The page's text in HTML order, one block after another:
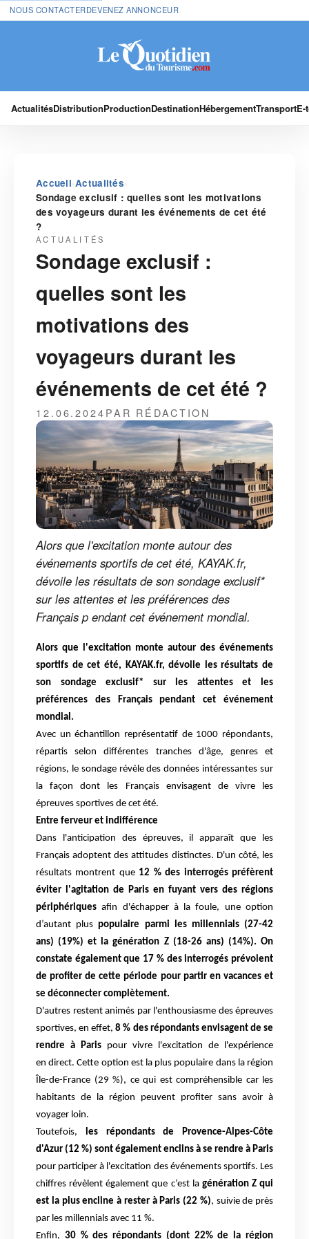
NOUS CONTACTERDEVENEZ ANNONCEUR
ActualitésDistributionProductionDestinationHébergementTransport
Accueil›Actualités›
Sondage exclusif : quelles sont les motivations
des voyageurs durant les événements de cet été
?
ACTUALITÉS
Sondage exclusif :
quelles sont les
motivations des
voyageurs durant les
événements de cet été ?
12.06.2024PAR RÉDACTION
Alors que l'excitation monte autour des
événements sportifs de cet été, KAYAK.fr,
dévoile les résultats de son sondage exclusif*
sur les attentes et les préférences des
Français p endant cet événement mondial.
Alors que l'excitation monte autour des événements
sportifs de cet été, KAYAK.fr, dévoile lesrésultats de
son sondage exclusif* sur les attentes et les
préférences des Français pendant cet événement
mondial.
Avec un échantillon représentatif de 1000 répondants,
répartis selon différentes tranches d'âge, genres et
régions, le sondage révèle des données intéressantes sur
la façon dont les Français envisagent de vivre les
épreuves sportives de cet été.
Entre ferveur et indifférence
Dans l'anticipation des épreuves, il apparaît que les
Français adoptent des attitudes distinctes. D'un côté, les
résultats montrent que 12 % des interrogés préfèrent
éviter l'agitation de Paris en fuyant vers des régions
périphériques afin d'échapper à lafoule, une option
d’autant pluspopulaire parmi les millennials (27-42
ans) (19%) et lagénération Z (18-26 ans) (14%). On
constate également que 17 % des interrogés prévoient
de profiter de cette période pour partir en vacances et
se déconnecter complètement.
D'autres restent animés par l'enthousiasme des épreuves
sportives, en effet, 8 % des répondants envisagent de se
rendre à Paris pour vivre l'excitation de l'expérience
endirect. Cette option est la plus populaire dans la région
Île-de-France (29 %), ce qui est compréhensible car les
habitants de la région peuvent profiter sans avoir à
voyager loin.
Toutefois, les répondants de Provence-Alpes-Côte
d'Azur (12 %) sont également enclins à se rendre à Paris
pour participer à l'excitation des événements sportifs. Les
chiffres révèlentégalement que c’est lagénération Z qui
est la plus encline à rester à Paris (22 %), suiviede près
par les millennials avec 11 %.
Enfin, 30 % des répondants (dont 22% de la région